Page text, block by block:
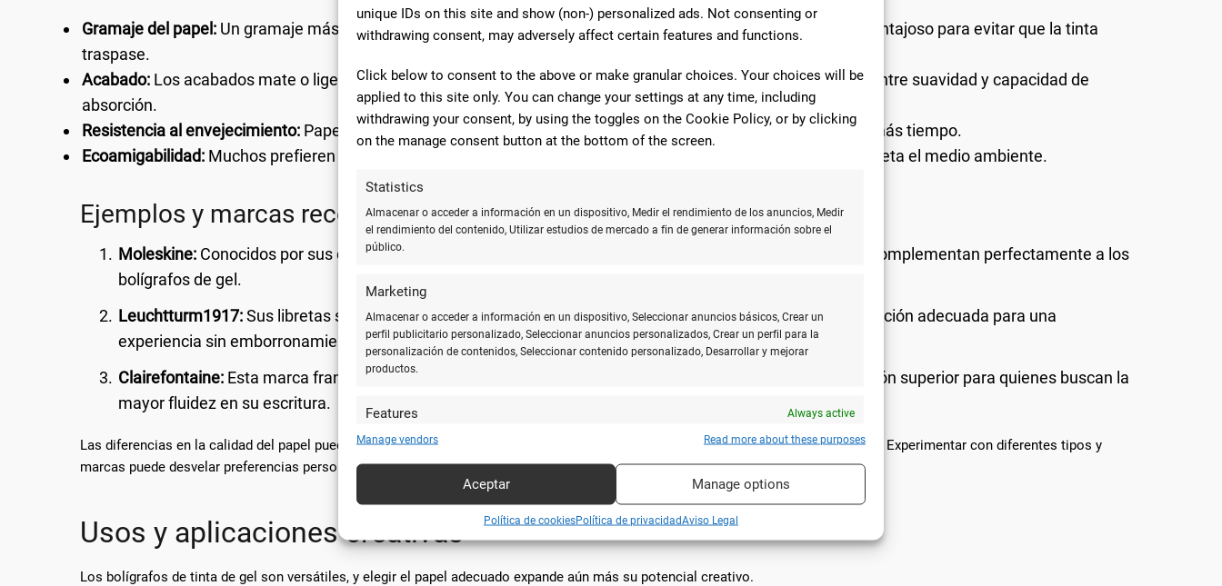
unique IDs on this site and show (non-) personalized ads. Not consenting or
withdrawing consent, may adversely affect certain features and functions.
Click below to consent to the above or make granular choices. Your choices will be
applied to this site only. You can change your settings at any time, including
withdrawing your consent, by using the toggles on the Cookie Policy, or by clicking
on the manage consent button at the bottom of the screen.
Statistics
Almacenar o acceder a información en un dispositivo, Medir el rendimiento de los anuncios, Medir
el rendimiento del contenido, Utilizar estudios de mercado a fin de generar información sobre el
público.
Marketing
Almacenar o acceder a información en un dispositivo, Seleccionar anuncios básicos, Crear un
perfil publicitario personalizado, Seleccionar anuncios personalizados, Crear un perfil para la
personalización de contenidos, Seleccionar contenido personalizado, Desarrollar y mejorar
productos.
Features
Always active
Cotejar y combinar fuentes de datos off line, Vincular diferentes dispositivos, Recibir
Utilizar datos de localización geográfica precisa, Analizar activamente las
Garantizar la seguridad, evitar fraudes y depurar errores, Servir
Manage vendors Read more about these purposes
Aceptar Manage options
Política de cookiesPolítica de privacidadAviso Legal
Gramaje del papel: Un gramaje más alto generalmente indica un papel más grueso y firme, lo cual puede ser ventajoso para evitar que la tinta
traspase.
Acabado: Los acabados mate o ligeramente satinados son ideales, ya que ofrecen una combinación perfecta entre suavidad y capacidad de
absorción.
Resistencia al envejecimiento: Papel libre de ácido garantiza que la tinta se conserve sin alteraciones durante más tiempo.
Ecoamigabilidad: Muchos prefieren papeles con certificaciones ecológicas, asegurando que su producción respeta el medio ambiente.
Ejemplos y marcas recomendadas
Moleskine: Conocidos por sus cuadernos y agendas, Moleskine ofrece papeles de excelente calidad que complementan perfectamente a los
bolígrafos de gel.
Leuchtturm1917:Sus libretas son aclamadas por la calidad de su papel, combinando suavidad y una absorción adecuada para una
experiencia sin emborronamientos.
Clairefontaine: Esta marca francesa es venerada por la suavidad extrema de sus papeles, siendo una opción superior para quienes buscan la
mayor fluidez en su escritura.
Las diferencias en la calidad del papel pueden transformar completamente la experiencia de escribir con un bolígrafo de tinta de gel. Experimentar con diferentes tipos y
marcas puede desvelar preferencias personales y propósitos específicos que realcen tanto la precisión como el placer de escribir.
Usos y aplicaciones creativas
Los bolígrafos de tinta de gel son versátiles, y elegir el papel adecuado expande aún más su potencial creativo.